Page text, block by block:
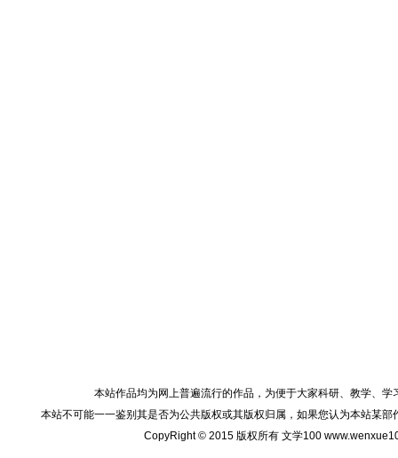
本站作品均为网上普遍流行的作品，为便于大家科研、教学、
本站不可能一一鉴别其是否为公共版权或其版权归属，如果您认为本站某
CopyRight © 2015 版权所有 文学100